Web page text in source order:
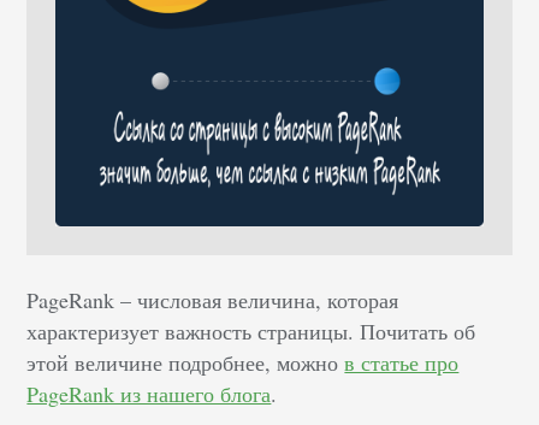
PageRank – числовая величина, которая
характеризует важность страницы. Почитать об
этой величине подробнее, можнов статье про
PageRank из нашего блога.